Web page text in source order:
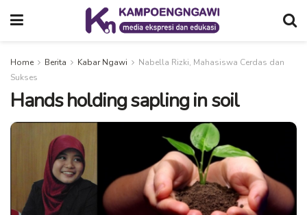
Home Berita Kabar Ngawi
Nabella Rizki, Mahasiswa Cerdas dan
Sukses
Hands holding sapling in soil